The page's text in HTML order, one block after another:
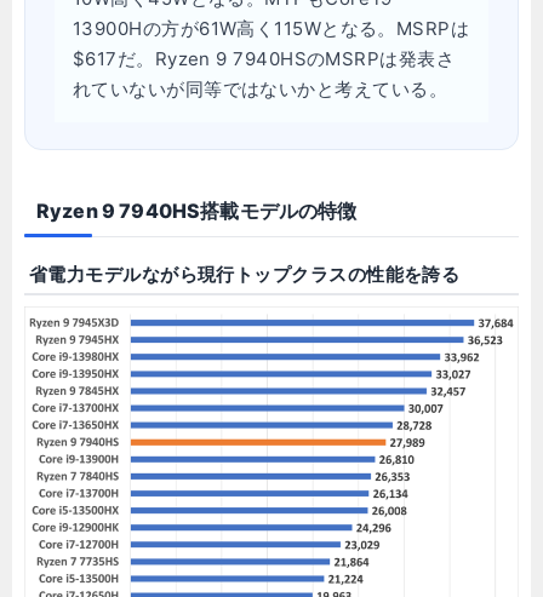
13900Hの方が61W高く115Wとなる。MSRPは
$617だ。Ryzen 9 7940HSのMSRPは発表さ
れていないが同等ではないかと考えている。
Ryzen 9 7940HS搭載モデルの特徴
省電力モデルながら現行トップクラスの性能を誇る